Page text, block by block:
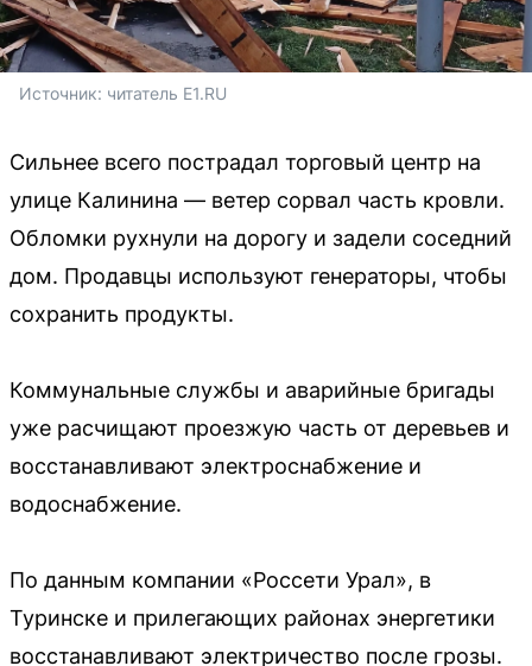
Источник: читатель E1.RU
Сильнее всего пострадал торговый центр на
улице Калинина — ветер сорвал часть кровли.
Обломки рухнули на дорогу и задели соседний
дом. Продавцы используют генераторы, чтобы
сохранить продукты.
Коммунальные службы и аварийные бригады
уже расчищают проезжую часть от деревьев и
восстанавливают электроснабжение и
водоснабжение.
По данным компании «Россети Урал», в
Туринске и прилегающих районах энергетики
восстанавливают электричество после грозы.